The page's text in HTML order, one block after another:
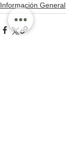
Información General